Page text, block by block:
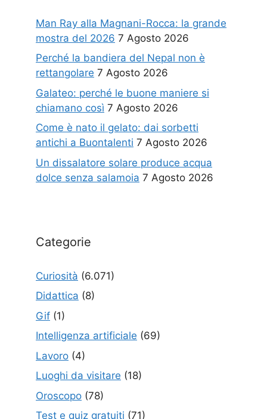
Man Ray alla Magnani-Rocca: la grande
mostra del 2026 7 Agosto 2026
Perché la bandiera del Nepal non è
rettangolare 7 Agosto 2026
Galateo: perché le buone maniere si
chiamano così 7 Agosto 2026
Come è nato il gelato: dai sorbetti
antichi a Buontalenti 7 Agosto 2026
Un dissalatore solare produce acqua
dolce senza salamoia 7 Agosto 2026
Categorie
Curiosità (6.071)
Didattica (8)
Gif (1)
Intelligenza artificiale (69)
Lavoro (4)
Luoghi da visitare (18)
Oroscopo (78)
Test e quiz gratuiti (71)